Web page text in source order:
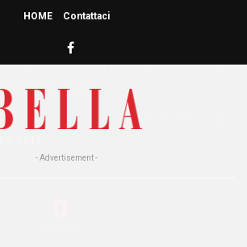
HOME Contattaci
- Advertisement -
sono sempre di
2.0
1